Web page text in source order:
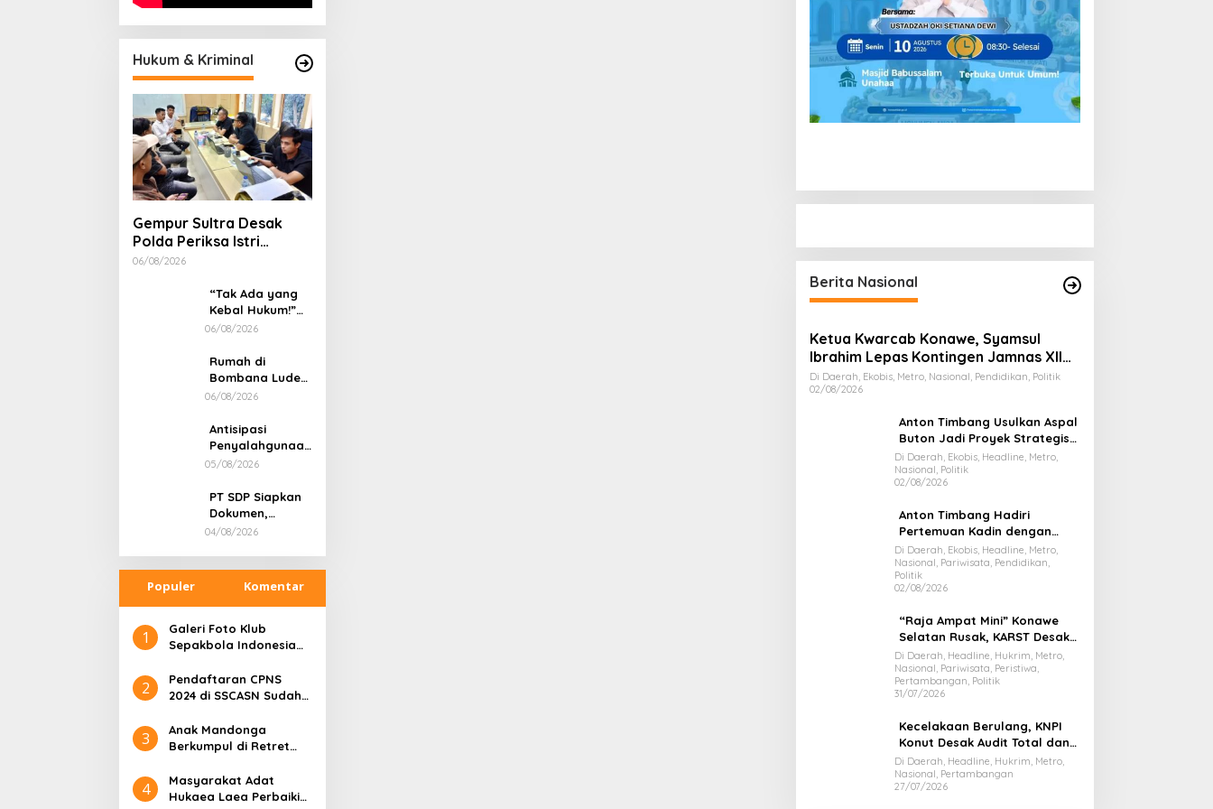
Hukum & Kriminal
Gempur Sultra Desak
Polda Periksa Istri
Suparjo dan Segera
Tambang Ilegal
06/08/2026
“Tak Ada yang
Kebal Hukum!”
GEMPUR SULTRA
Fajar S Tanawali
dan PT
Tadisangka,
Lahan Puuwatu
06/08/2026
Rumah di
Bombana Ludes
Dilalap Api, Lima
Keluarga
Meninggal Dunia
06/08/2026
Antisipasi
Penyalahgunaan
BBM Subsidi,
Unaaha Cek
Langsung
Pengisian di
05/08/2026
PT SDP Siapkan
Dokumen,
Pendemo Tak
04/08/2026
Populer Komentar
1
Galeri Foto Klub
Sepakbola Indonesia
2
Pendaftaran CPNS
2024 di SSCASN Sudah
Daftar
3
Anak Mandonga
Berkumpul di Retret
Kepemimpinan untuk
Pembangunan Sulawesi
4
Masyarakat Adat
Hukaea Laea Perbaiki
Berita Nasional
Ketua Kwarcab Konawe, Syamsul
Ibrahim Lepas Kontingen Jamnas XII
2026
Di Daerah, Ekobis, Metro, Nasional, Pendidikan, Politik
02/08/2026
Anton Timbang Usulkan Aspal
Buton Jadi Proyek Strategis
Nasional
Di Daerah, Ekobis, Headline, Metro,
Nasional, Politik
02/08/2026
Anton Timbang Hadiri
Pertemuan Kadin dengan
Presiden Prabowo, Bawa Misi
Majukan Ekonomi Sultra
Di Daerah, Ekobis, Headline, Metro,
Nasional, Pariwisata, Pendidikan,
Politik
02/08/2026
“Raja Ampat Mini” Konawe
Selatan Rusak, KARST Desak
Gubernur Evaluasi Total
Dispar Sultra
Di Daerah, Headline, Hukrim, Metro,
Nasional, Pariwisata, Peristiwa,
Pertambangan, Politik
31/07/2026
Kecelakaan Berulang, KNPI
Konut Desak Audit Total dan
Hentikan Hauling PT SPL
Di Daerah, Headline, Hukrim, Metro,
Nasional, Pertambangan
27/07/2026